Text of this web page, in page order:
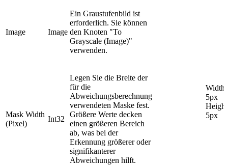
Image Image
Ein Graustufenbild ist
erforderlich. Sie können
den Knoten "To
Grayscale (Image)"
verwenden.
Mask Width
(Pixel)
Int32
Legen Sie die Breite der
für die
Abweichungsberechnung
verwendeten Maske fest.
Größere Werte decken
einen größeren Bereich
ab, was bei der
Erkennung größerer oder
signifikanterer
Abweichungen hilft.
Width:
5px
5px